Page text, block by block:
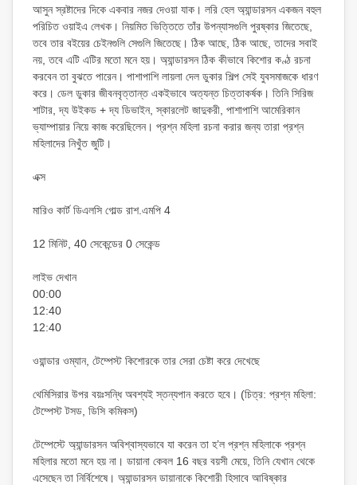
আসুন স্রষ্টাদের দিকে একবার নজর দেওয়া যাক। লরি হেল অ্যান্ডারসন একজন বহুল
পরিচিত ওয়াইএ লেখক। নিয়মিত ভিত্তিতে তাঁর উপন্যাসগুলি পুরষ্কার জিতেছে,
তবে তার বইয়ের চেইনগুলি সেগুলি জিতেছে। ঠিক আছে, ঠিক আছে, তাদের সবাই
নয়, তবে এটি এটির মতো মনে হয়। অ্যান্ডারসন ঠিক কীভাবে কিশোর কণ্ঠ রচনা
করবেন তা বুঝতে পারেন। পাশাপাশি লায়লা দেল ডুকার শিল্প সেই যুবসমাজকে ধারণ
করে। ডেল ডুকার জীবনবৃত্তান্ত একইভাবে অত্যন্ত চিত্তাকর্ষক। তিনি সিরিজ
শাটার, দ্য উইকড + দ্য ডিভাইন, স্কারলেট জাদুকরী, পাশাপাশি আমেরিকান
ভ্যাম্পায়ার নিয়ে কাজ করেছিলেন। প্রশ্ন মহিলা রচনা করার জন্য তারা প্রশ্ন
মহিলাদের নিখুঁত জুটি।
এক্স
মারিও কার্ট ডিএলসি গোল্ড রাশ.এমপি 4
12 মিনিট, 40 সেকেন্ডের 0 সেকেন্ড
লাইভ দেখান
00:00
12:40
12:40
ওয়ান্ডার ওম্যান, টেম্পেস্ট কিশোরকে তার সেরা চেষ্টা করে দেখেছে
থেমিসিরার উপর বয়ঃসন্ধি অবশ্যই স্তন্যপান করতে হবে। (চিত্র: প্রশ্ন মহিলা:
টেম্পেস্ট টসড, ডিসি কমিকস)
টেম্পেস্টে অ্যান্ডারসন অবিশ্বাস্যভাবে যা করেন তা হ’ল প্রশ্ন মহিলাকে প্রশ্ন
মহিলার মতো মনে হয় না। ডায়ানা কেবল 16 বছর বয়সী মেয়ে, তিনি যেখান থেকে
এসেছেন তা নির্বিশেষে। অ্যান্ডারসন ডায়ানাকে কিশোরী হিসাবে আবিষ্কার